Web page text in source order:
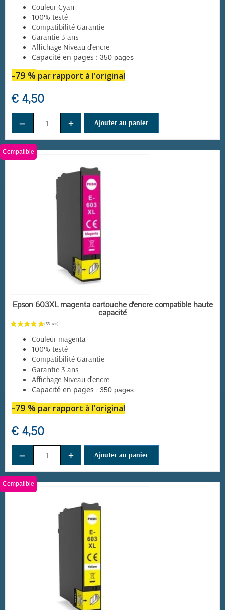
Couleur Cyan
100% testé
Compatibilité Garantie
Garantie 3 ans
Affichage Niveau d'encre
Capacité en pages : 350 pages
-79 % par rapport à l'original
€ 4,50
− + Ajouter au panier
EN STOCK
Compatible
Epson 603XL magenta cartouche d'encre compatible haute
capacité
Couleur magenta
100% testé
Compatibilité Garantie
Garantie 3 ans
Affichage Niveau d'encre
Capacité en pages : 350 pages
-79 % par rapport à l'original
€ 4,50
− + Ajouter au panier
Compatible